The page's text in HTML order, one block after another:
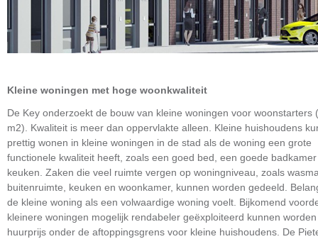
Kleine woningen met hoge woonkwaliteit
De Key onderzoekt de bouw van kleine woningen voor woonstarters
m2). Kwaliteit is meer dan oppervlakte alleen. Kleine huishoudens
prettig wonen in kleine woningen in de stad als de woning een grote
functionele kwaliteit heeft, zoals een goed bed, een goede
keuken. Zaken die veel ruimte vergen op woningniveau, zoals
buitenruimte, keuken en woonkamer, kunnen worden gedeeld.
de kleine woning als een volwaardige woning voelt. Bijkomend
kleinere woningen mogelijk rendabeler geëxploiteerd kunnen
huurprijs onder de aftoppingsgrens voor kleine huishoudens. De